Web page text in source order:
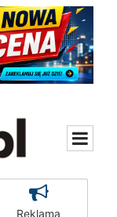
Reklama